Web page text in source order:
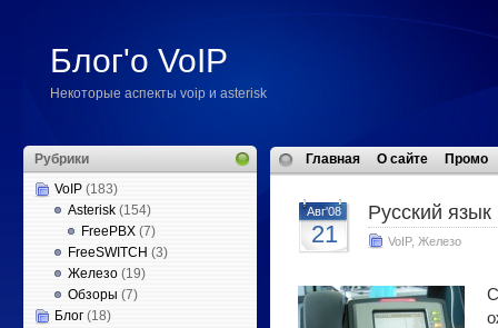
Блог'о VoIP
Некоторые аспекты voip и asterisk
Рубрики
VoIP (183)
Asterisk (154)
FreePBX (7)
FreeSWITCH (3)
Железо (19)
Обзоры (7)
Блог (18)
Главная О сайте Промо
Авг'08
21
Русский
VoIP, Железо